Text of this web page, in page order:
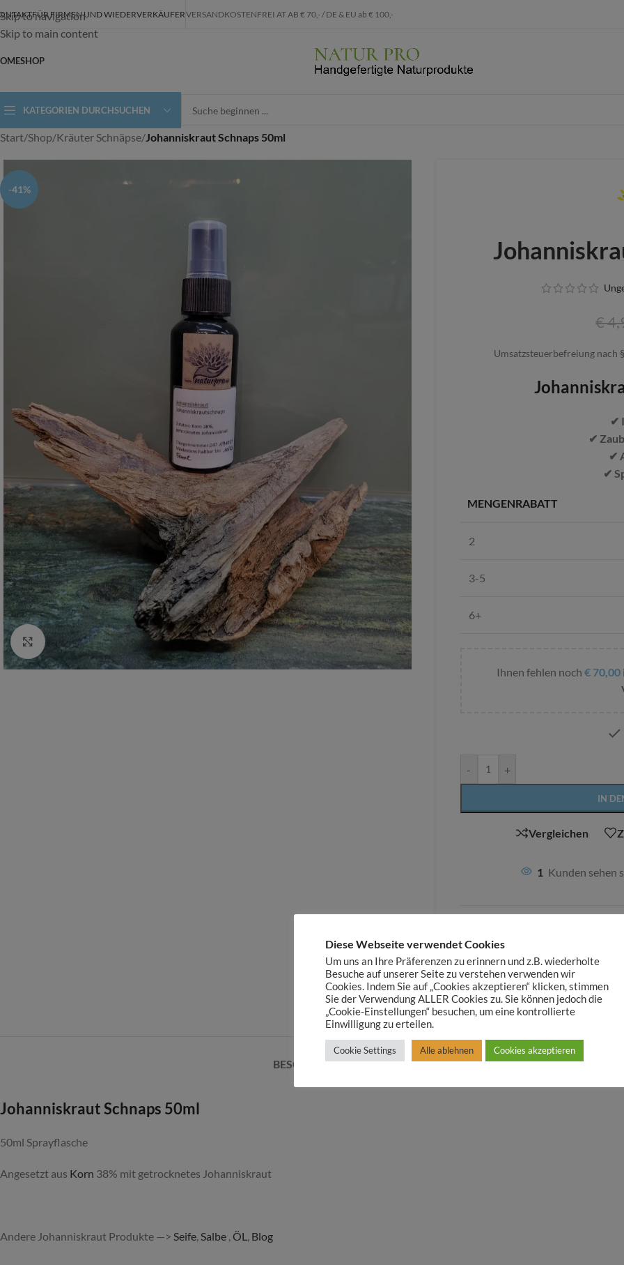
Skip to navigation
Skip to main content
FÜR FIRMEN UND WIEDERVERKÄUFERVERSANDKOSTENFREI AT AB € 70,- / DE & EU ab € 100,-
SHOP
KATEGORIEN DURCHSUCHEN
Start/Shop/Kräuter Schnäpse/Johanniskraut Schnaps 50ml
-41%
Zum vergrößern anklicken
€
Umsatzsteuerbefreiung nach
✔
✔
✔
✔
MENGENRABATT
2
3-5
6+
Ihnen fehlen noch€ 70,00
- +
IN
Vergleichen
1 Kunden sehen
Schlagwörter:
Share:
BESCHREIBUNGZUSÄTZLICHE INFORMATIONENVERSAND
Johanniskraut Schnaps 50ml
50ml Sprayflasche
Angesetzt aus Korn 38% mit getrocknetes Johanniskraut
Andere Johanniskraut Produkte —> Seife,Salbe ,ÖL, Blog
Diese Webseite verwendet Cookies
Um uns an Ihre Präferenzen zu erinnern und z.B. wiederholte
Besuche auf unserer Seite zu verstehen verwenden wir
Cookies. Indem Sie auf „Cookies akzeptieren“ klicken, stimmen
Sie der Verwendung ALLER Cookies zu. Sie können jedoch die
„Cookie-Einstellungen“ besuchen, um eine kontrollierte
Einwilligung zu erteilen.
Cookie Settings Alle ablehnen Cookies akzeptieren